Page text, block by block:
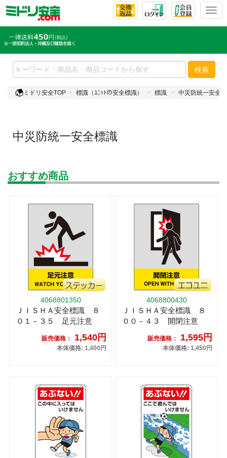
T
l
e
n
v
検索
ミドリ安全TOP 標識（ﾕﾆｯﾄの安全標識） 標識 中災防統一安全
中災防統一安全標識
おすすめ商品
4068801350
ＪＩＳＨＡ安全標識 ８
０１－３５ 足元注意
販売価格： 1,540円
本体価格: 1,400円
4068800430
ＪＩＳＨＡ安全標識 ８
００－４３ 開閉注意
販売価格： 1,595円
本体価格: 1,450円